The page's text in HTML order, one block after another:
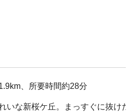
、所要時間約28分
いな新桜ケ丘。まっすぐに抜け